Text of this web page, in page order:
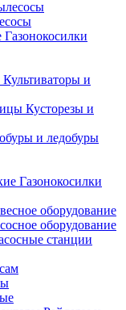
Газонокосилки
Культиваторы и
Кусторезы и
и ледобуры
Газонокосилки
оборудование
оборудование
станции